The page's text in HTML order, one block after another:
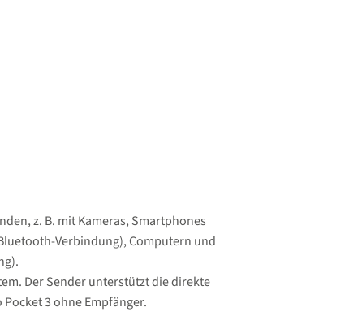
z. B. mit Kameras, Smartphones
Verbindung), Computern und
Der Sender unterstützt die direkte
3 ohne Empfänger.